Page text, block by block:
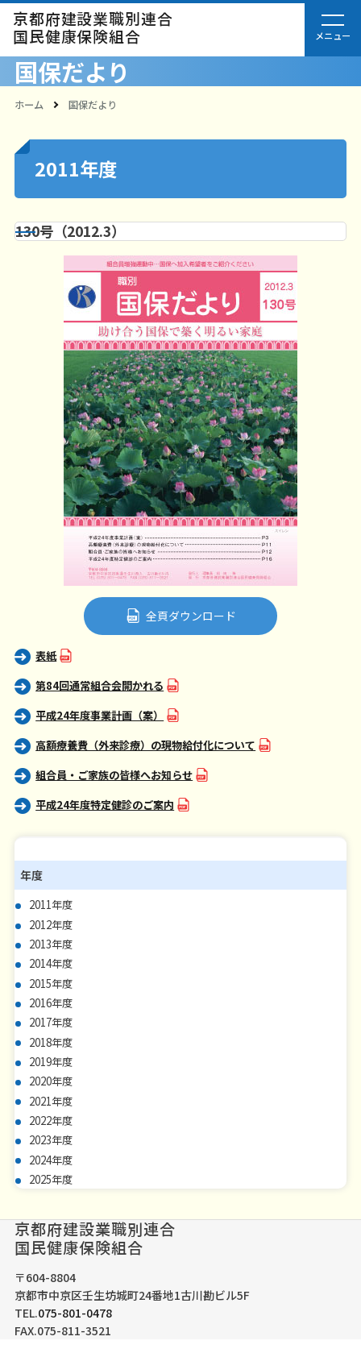
京都府建設業職別連合
国民健康保険組合
国保だより
ホーム 国保だより
2011年度
130号（2012.3）
全頁ダウンロード
表紙
第84回通常組合会開かれる
平成24年度事業計画（案）
高額療養費（外来診療）の現物給付化について
組合員・ご家族の皆様へお知らせ
平成24年度特定健診のご案内
年度
2011年度
2012年度
2013年度
2014年度
2015年度
2016年度
2017年度
2018年度
2019年度
2020年度
2021年度
2022年度
2023年度
2024年度
2025年度
京都府建設業職別連合
国民健康保険組合
〒604-8804
京都市中京区壬生坊城町24番地1古川勘ビル5F
TEL.075-801-0478
FAX.075-811-3521